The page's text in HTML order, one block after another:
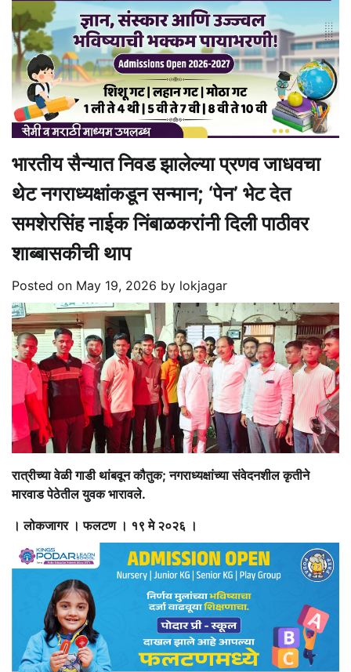
भारतीय सैन्यात निवड झालेल्या प्रणव जाधवचा
थेट नगराध्यक्षांकडून सन्मान; ‘पेन’ भेट देत
समशेरसिंह नाईक निंबाळकरांनी दिली पाठीवर
शाब्बासकीची थाप
Posted on May 19, 2026 by lokjagar
रात्रीच्या वेळी गाडी थांबवून कौतुक; नगराध्यक्षांच्या संवेदनशील कृतीने
मारवाड पेठेतील युवक भारावले.
। लोकजागर । फलटण । १९ मे २०२६ ।